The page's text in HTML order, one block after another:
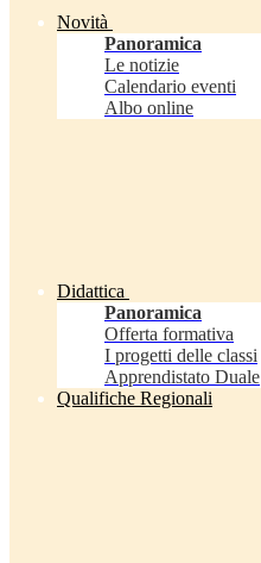
Novità
Panoramica
Le notizie
Calendario eventi
Albo online
Didattica
Panoramica
Offerta formativa
I progetti delle classi
Apprendistato Duale
Qualifiche Regionali